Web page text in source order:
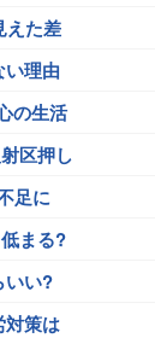
えた差
理由
の生活
区押し
足に
まる?
いい?
対策は